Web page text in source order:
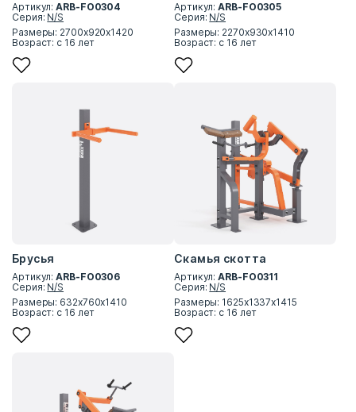
Артикул:ARB-FO0304
Серия: N/S
Размеры: 2700х920х1420
Возраст: с 16 лет
Артикул:ARB-FO0305
Серия: N/S
Размеры: 2270х930х1410
Возраст: с 16 лет
Брусья
Артикул:ARB-FO0306
Серия: N/S
Размеры: 632х760х1410
Возраст: с 16 лет
Скамья скотта
Артикул:ARB-FO0311
Серия: N/S
Размеры: 1625х1337х1415
Возраст: с 16 лет